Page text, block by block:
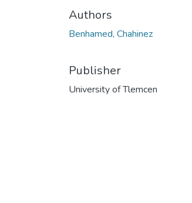
Authors
Benhamed, Chahinez
Publisher
University of Tlemcen